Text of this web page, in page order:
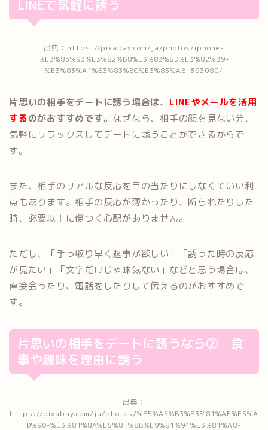
LINEで気軽に誘う
出典：https://pixabay.com/ja/photos/iphone-
%E3%83%93%E3%82%B8%E3%83%8D%E3%82%B9-
%E3%83%A1%E3%83%BC%E3%83%AB-393080/
片思いの相手をデートに誘う場合は、 LINEやメールを活用
するのがおすすめです。 なぜなら、相手の顔を見ない分、
気軽にリラックスしてデートに誘うことができるからで
す。
また、相手のリアルな反応を目の当たりにしなくていい利
点もあります。相手の反応が薄かったり、断られたりした
時、必要以上に傷つく心配がありません。
ただし、「手っ取り早く返事が欲しい」「誘った時の反応
が見たい」「文字だけじゃ味気ない」などと思う場合は、
直接会ったり、電話をしたりして伝えるのがおすすめで
す。
片思いの相手をデートに誘うなら② 食
事や趣味を理由に誘う
出典：
https://pixabay.com/ja/photos/%E5%A5%B3%E3%81%AE%E5%A
D%90-%E3%81%8A%E5%8F%8B%E9%81%94%E3%81%A8-